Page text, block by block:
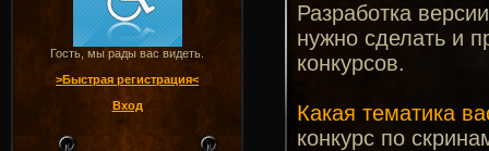
Гость, мы рады вас видеть.
>Быстрая регистрация<
Вход
Разработка
нужно сделать и
конкурсов.
Какая тематика
конкурс по